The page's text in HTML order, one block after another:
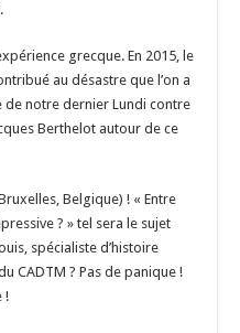
grecque. En 2015, le
au désastre que l’on a
de notre dernier Lundi contre
Berthelot autour de ce
Belgique) ! « Entre
? » tel sera le sujet
spécialiste d’histoire
CADTM ? Pas de panique !
!